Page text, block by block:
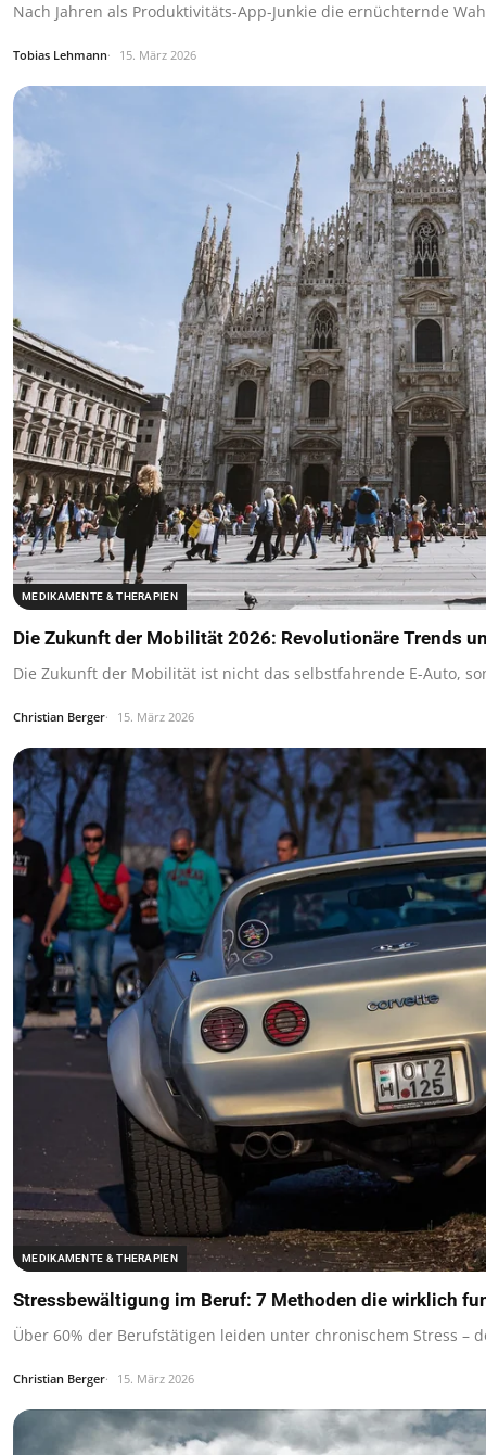
Nach Jahren als Produktivitäts-App-Junkie die ernüchternde
Tobias Lehmann 15. März 2026
MEDIKAMENTE & THERAPIEN
Die Zukunft der Mobilität 2026: Revolutionäre Trends
Die Zukunft der Mobilität ist nicht das selbstfahrende E-Auto,
Christian Berger 15. März 2026
MEDIKAMENTE & THERAPIEN
Stressbewältigung im Beruf: 7 Methoden die wirklich
Über 60% der Berufstätigen leiden unter chronischem Stress –
Christian Berger 15. März 2026